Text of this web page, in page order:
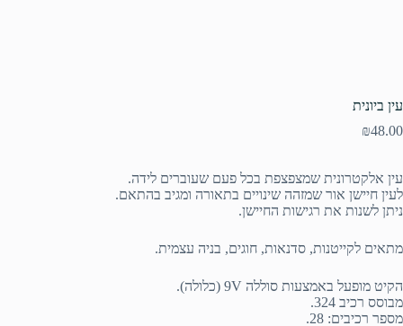
עין ביונית
₪48.00
עין אלקטרונית שמצפצפת בכל פעם שעוברים לידה.
לעין חיישן אור שמזהה שינויים בתאורה ומגיב בהתאם.
ניתן לשנות את רגישות החיישן.
מתאים לקייטנות, סדנאות, חוגים, בניה עצמית.
הקיט מופעל באמצעות סוללה 9V (כלולה).
מבוסס רכיב 324.
מספר רכיבים: 28.